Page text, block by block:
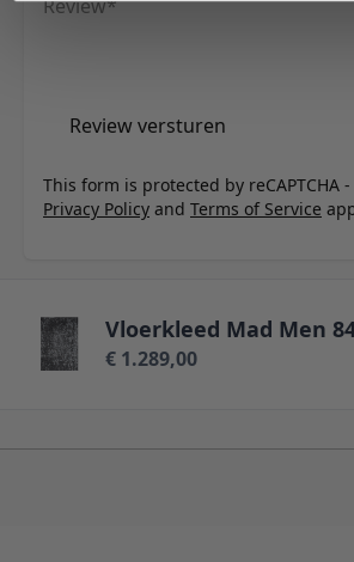
Review versturen
This form is protected by reCAPTCHA
Privacy Policy and Terms of Service
€ 1.289,00